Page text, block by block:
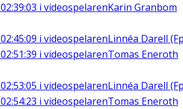
02:39:03 i videospelarenKarin Granbom
02:45:09 i videospelarenLinnéa Darell
02:51:39 i videospelarenTomas Eneroth
02:53:05 i videospelarenLinnéa Darell
02:54:23 i videospelarenTomas Eneroth